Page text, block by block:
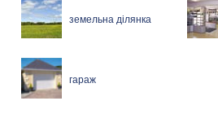
земельна ділянка
гараж